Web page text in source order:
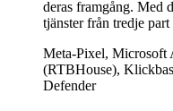
deras framgång. Med
tjänster från tredje
Meta-Pixel, Microsoft
(RTBHouse),
Defender